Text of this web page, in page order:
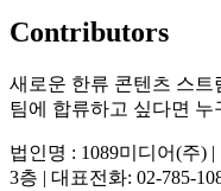
Contributors
새로운 한류 콘텐츠 스
팀에 합류하고 싶다면
법인명 : 1089미디어(주)
3층 | 대표전화: 02-785-